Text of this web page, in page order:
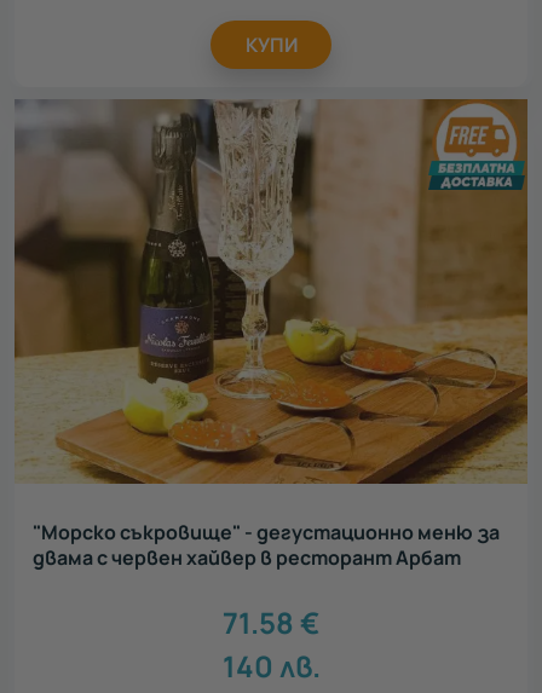
КУПИ
"Морско съкровище" - дегустационно меню за
двама с червен хайвер в ресторант Арбат
71.58 €
140 лв.